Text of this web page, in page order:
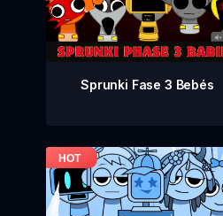
Sprunki Fase 3 Bebés